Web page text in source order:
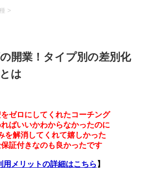
>
開業！タイプ別の差別化
は
ゼロにしてくれたコーチング
ばいいかわからなかったのに
を解消してくれて嬉しかった
証付きなのも良かったです
用メリットの詳細はこちら 】